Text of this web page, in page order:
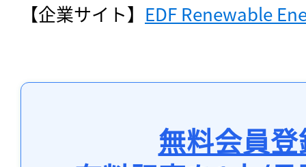
【企業サイト】 EDF Renewable
無料会員